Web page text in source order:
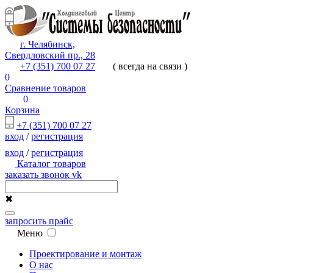
г. Челябинск,
Свердловский пр., 28
+7 (351) 700 07 27
( всегда на связи )
0
Сравнение товаров
0
Корзина
+7 (351) 700 07 27
вход /регистрация
вход /регистрация
Каталог товаров
заказать звонок vk
✖
запросить прайс
Меню
Проектирование и монтаж
О нас